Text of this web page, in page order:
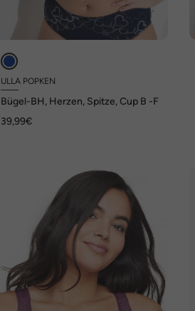
ULLA POPKEN
Bügel-BH, Herzen, Spitze, Cup B -F
39,99€